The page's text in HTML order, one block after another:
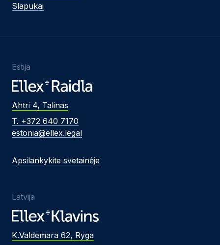
Slapukai
Estija
Ahtri 4, Talinas
T. +372 640 7170
estonia@ellex.legal
Apsilankykite svetainėje
Latvija
K.Valdemara 62, Ryga